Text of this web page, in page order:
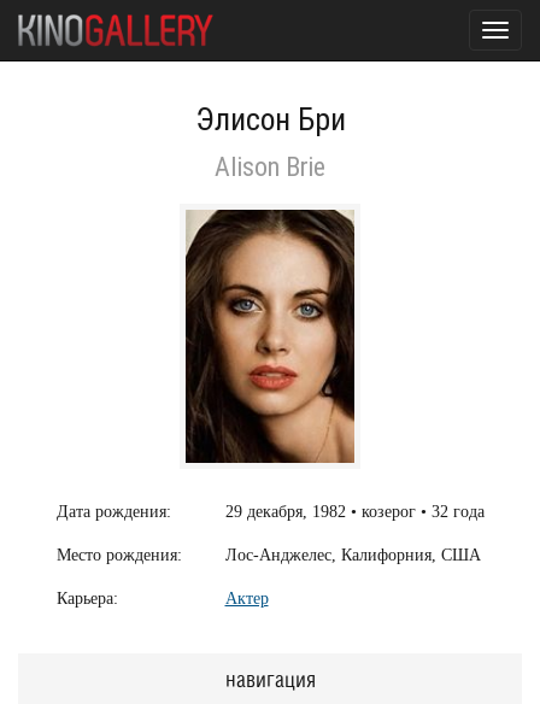
Элисон Бри
Alison Brie
Дата рождения: 29 декабря, 1982 • козерог • 32 года
Место рождения: Лос-Анджелес, Калифорния, США
Карьера: Актер
навигация